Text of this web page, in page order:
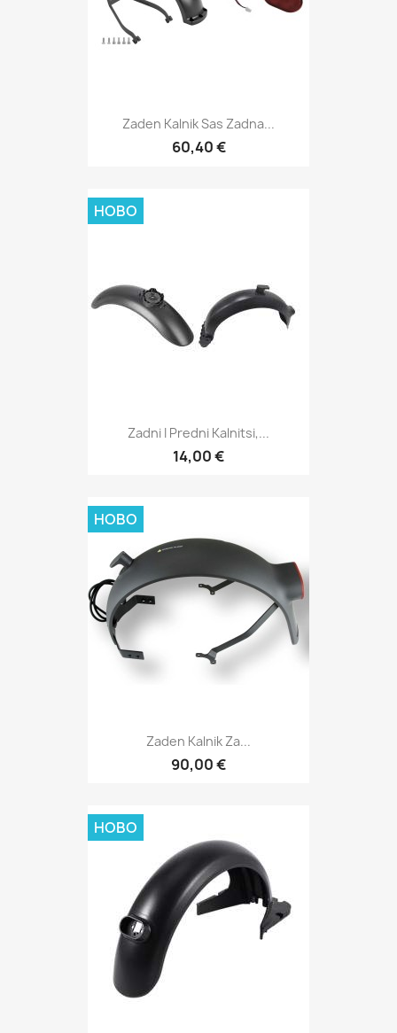
Zaden Kalnik Sas Zadna...
60,40 €
Zadni I Predni Kalnitsi,...
14,00 €
НОВО
Zaden Kalnik Za...
90,00 €
НОВО
НОВО